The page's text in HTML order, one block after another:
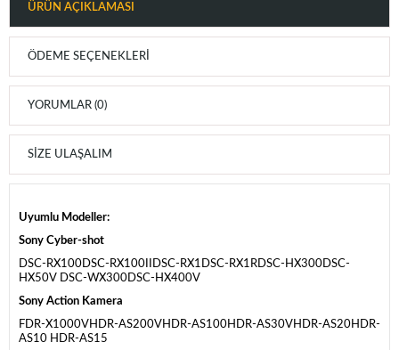
ÜRÜN AÇIKLAMASI
ÖDEME SEÇENEKLERI
YORUMLAR (0)
SIZE ULAŞALIM
Uyumlu Modeller:
Sony Cyber-shot
DSC-RX100DSC-RX100IIDSC-RX1DSC-RX1RDSC-HX300DSC-
HX50V DSC-WX300DSC-HX400V
Sony Action Kamera
FDR-X1000VHDR-AS200VHDR-AS100HDR-AS30VHDR-AS20HDR-
AS10 HDR-AS15